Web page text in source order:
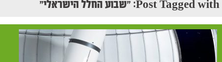
Post Tagged with: "שבוע החלל הישראלי"